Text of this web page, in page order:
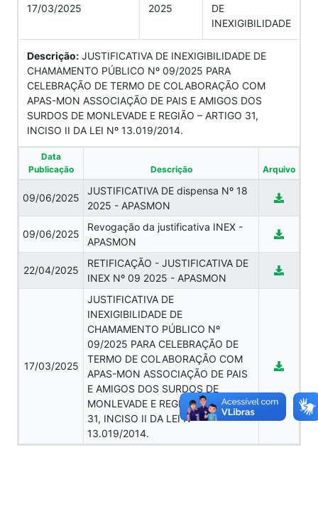
17/03/2025
2025
DE
INEXIGIBILIDADE
Descrição: JUSTIFICATIVA DE INEXIGIBILIDADE DE
CHAMAMENTO PÚBLICO Nº 09/2025 PARA
CELEBRAÇÃO DE TERMO DE COLABORAÇÃO COM
APAS-MON ASSOCIAÇÃO DE PAIS E AMIGOS DOS
SURDOS DE MONLEVADE E REGIÃO – ARTIGO 31,
INCISO II DA LEI Nº 13.019/2014.
Data
Publicação
Descrição Arquivo
09/06/2025
JUSTIFICATIVA DE dispensa Nº 18
2025 - APASMON
09/06/2025
Revogação da justificativa INEX -
APASMON
22/04/2025
RETIFICAÇÃO - JUSTIFICATIVA DE
INEX Nº 09 2025 - APASMON
17/03/2025
JUSTIFICATIVA DE
INEXIGIBILIDADE DE
CHAMAMENTO PÚBLICO Nº
09/2025 PARA CELEBRAÇÃO DE
TERMO DE COLABORAÇÃO COM
APAS-MON ASSOCIAÇÃO DE PAIS
E AMIGOS DOS SURDOS DE
MONLEVADE E REGIÃO – ARTIGO
31, INCISO II DA LEI Nº
13.019/2014.